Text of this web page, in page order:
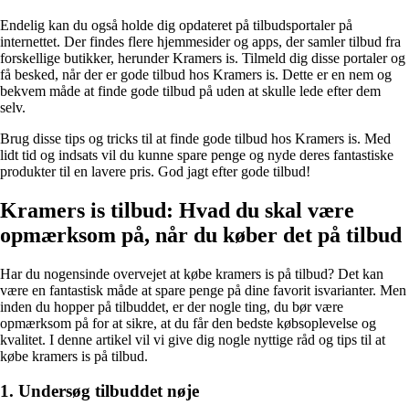
Endelig kan du også holde dig opdateret på tilbudsportaler på
internettet. Der findes flere hjemmesider og apps, der samler tilbud fra
forskellige butikker, herunder Kramers is. Tilmeld dig disse portaler og
få besked, når der er gode tilbud hos Kramers is. Dette er en nem og
bekvem måde at finde gode tilbud på uden at skulle lede efter dem
selv.
Brug disse tips og tricks til at finde gode tilbud hos Kramers is. Med
lidt tid og indsats vil du kunne spare penge og nyde deres fantastiske
produkter til en lavere pris. God jagt efter gode tilbud!
Kramers is tilbud: Hvad du skal være
opmærksom på, når du køber det på tilbud
Har du nogensinde overvejet at købe kramers is på tilbud? Det kan
være en fantastisk måde at spare penge på dine favorit isvarianter. Men
inden du hopper på tilbuddet, er der nogle ting, du bør være
opmærksom på for at sikre, at du får den bedste købsoplevelse og
kvalitet. I denne artikel vil vi give dig nogle nyttige råd og tips til at
købe kramers is på tilbud.
1. Undersøg tilbuddet nøje